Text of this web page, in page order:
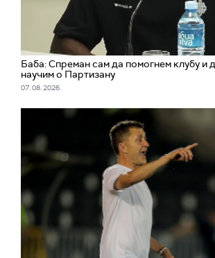
Баба: Спреман сам да помогнем клубу и
научим о Партизану
07. 08. 2026.